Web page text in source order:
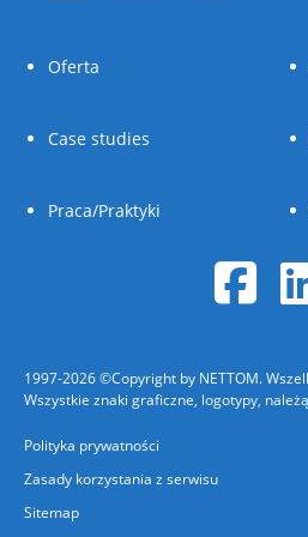
Oferta
Case studies
Praca/Praktyki
1997-2026 ©Copyright by NETTOM.
Wszystkie znaki graficzne, logotypy,
Polityka prywatności
Zasady korzystania z serwisu
Sitemap